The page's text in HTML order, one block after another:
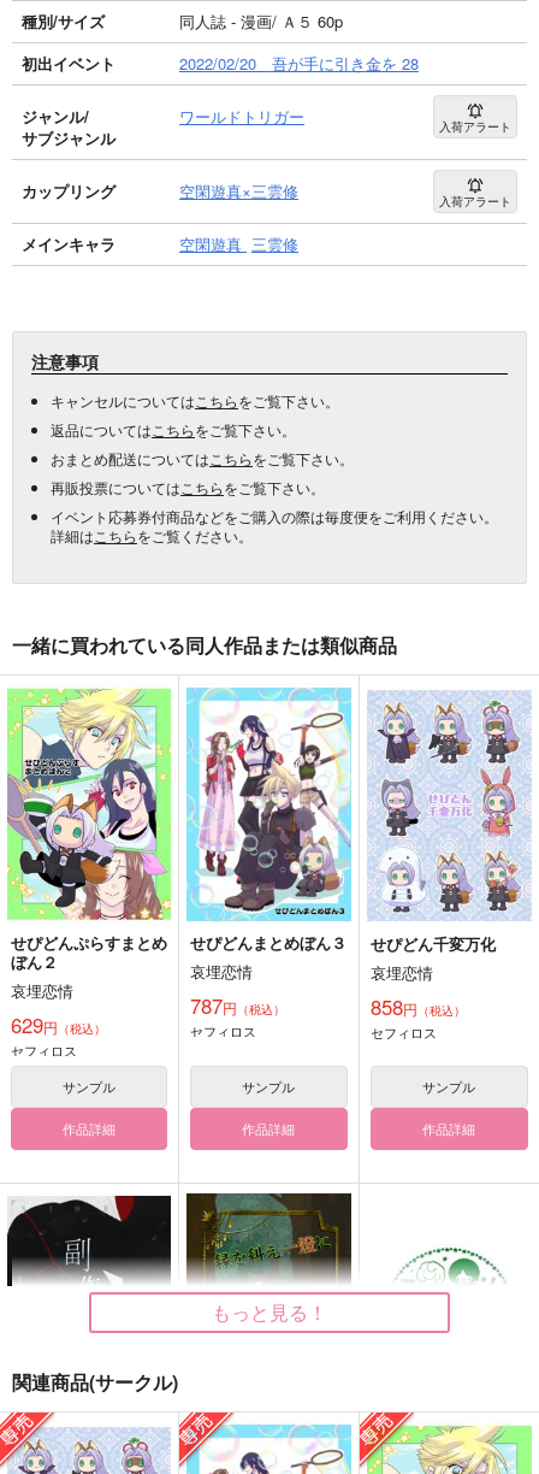
種別/サイズ
同人誌 - 漫画/ Ａ５ 60p
初出イベント
2022/02/20 吾が手に引き金を 28
ジャンル/
サブジャンル
ワールドトリガー 入荷アラート
カップリング 空閑遊真×三雲修 入荷アラート
メインキャラ 空閑遊真 三雲修
注意事項
キャンセルについては こちらをご覧下さい。
返品については こちらをご覧下さい。
おまとめ配送については こちらをご覧下さい。
再販投票については こちらをご覧下さい。
イベント応募券付商品などをご購入の際は毎度便をご利用ください。
詳細は こちらをご覧ください。
一緒に買われている同人作品または類似商品
せぴどんぷらすまとめ
ぼん２
哀埋恋情
629円 （税込）
セフィロス
サンプル
作品詳細
せぴどんまとめぼん３
哀埋恋情
787円 （税込）
セフィロス
サンプル
作品詳細
せぴどん千変万化
哀埋恋情
858円 （税込）
セフィロス
サンプル
作品詳細
副作用
縁を糾え一燈に
たのしい駆落計画
もっと見る！
関連商品(サークル)